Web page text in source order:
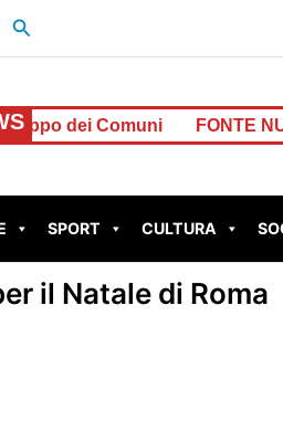
Cerca
FONTE NUOVA –
SPORT CULTURA
il Natale di Roma